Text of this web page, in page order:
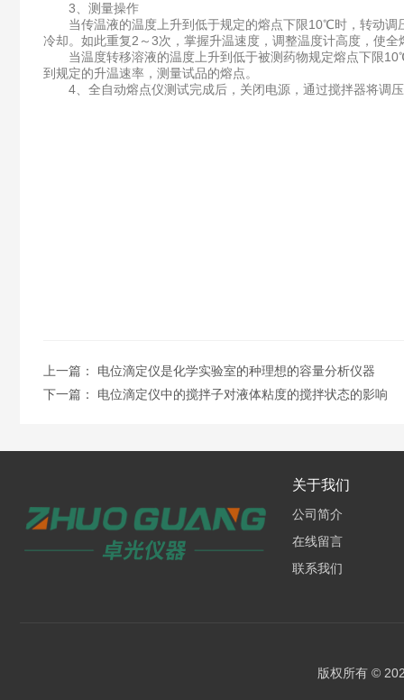
3、测量操作
当传温液的温度上升到低于规定的熔点下限10℃时，转动调
冷却。如此重复2～3次，掌握升温速度，调整温度计高度，使全
当温度转移溶液的温度上升到低于被测药物规定熔点下限
到规定的升温速率，测量试品的熔点。
4、全自动熔点仪测试完成后，关闭电源，通过搅拌器将调压
上一篇： 电位滴定仪是化学实验室的种理想的容量分析仪器
下一篇： 电位滴定仪中的搅拌子对液体粘度的搅拌状态的影响
关于我们
公司简介
在线留言
联系我们
版权所有 ©